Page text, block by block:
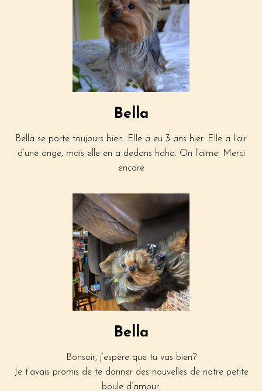
Bella
Bella se porte toujours bien. Elle a eu 3 ans hier. Elle a l’air
d’une ange, mais elle en a dedans haha. On l’aime. Merci
encore
Bella
Bonsoir, j’espère que tu vas bien?
Je t’avais promis de te donner des nouvelles de notre petite
boule d’amour.